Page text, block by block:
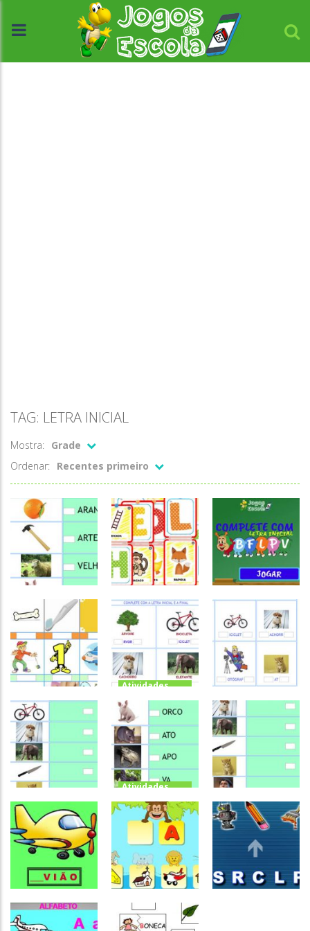
TAG: LETRA INICIAL
Mostra:
Grade
Ordenar:
Recentes primeiro
Atividades
Português e
Matemática
Completar
Letra Inicial
da Palavra
Escrita
Começa com
que letra?
Atividades
Português e
Matemática
Completar
com letra
inicial I
Atividades
Português e
Matemática
Complete com
as vogais
Atividades
Matemática
Completar
Letra Inicial e
Final – Com
Ajuda
Atividades
Português e
Matemática
Completar
letra inicial e
final
Atividades
Português e
Matemática
Completar
Letra Inicial +
Alfabeto
Atividades
Matemática
Completar
Letra Inicial
da Palavra +
Alfabeto
Atividades
Português e
Matemática
Completar
Letra Inicial